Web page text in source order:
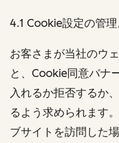
4.1 Cookie設定の管理
お客さまが当社のウ
と、Cookie同意バナ
入れるか拒否するか
るよう求められます
ブサイトを訪問した